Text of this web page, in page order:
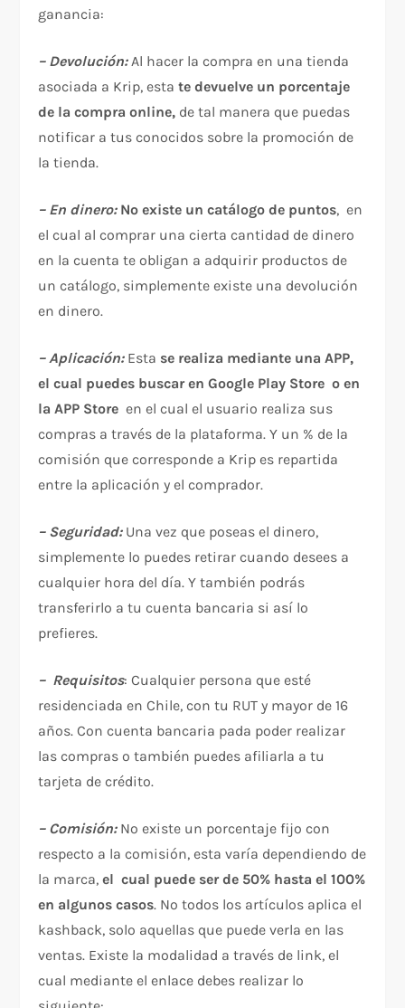
ganancia:
– Devolución:Al hacer la compra en una tienda
asociada a Krip, estate devuelve un porcentaje
de la compra online, de tal manera que puedas
notificar a tus conocidos sobre la promoción de
la tienda.
– En dinero: No existe un catálogo de puntos, en
el cual al comprar una cierta cantidad de dinero
en la cuenta te obligan a adquirir productos de
un catálogo, simplemente existe una devolución
en dinero.
– Aplicación: Esta se realiza mediante una APP,
el cual puedes buscar en Google Play Store o en
la APP Storeen el cual el usuario realiza sus
compras a través de la plataforma. Y un % de la
comisión que corresponde a Krip es repartida
entre la aplicación y el comprador.
– Seguridad:Una vez que poseas el dinero,
simplemente lo puedes retirar cuando desees a
cualquier hora del día. Y también podrás
transferirlo a tu cuenta bancaria si así lo
prefieres.
– Requisitos: Cualquier persona que esté
residenciada en Chile, con tu RUT y mayor de 16
años. Con cuenta bancaria pada poder realizar
las compras o también puedes afiliarla a tu
tarjeta de crédito.
– Comisión:No existe un porcentaje fijo con
respecto a la comisión, esta varía dependiendo de
la marca,el cual puede ser de 50% hasta el 100%
en algunos casos. No todos los artículos aplica el
kashback, solo aquellas que puede verla en las
ventas. Existe la modalidad a través de link, el
cual mediante el enlace debes realizar lo